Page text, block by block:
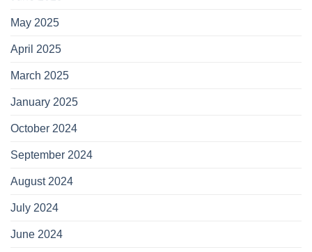
May 2025
April 2025
March 2025
January 2025
October 2024
September 2024
August 2024
July 2024
June 2024